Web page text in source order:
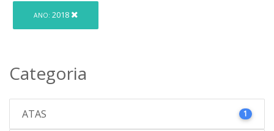
ANO: 2018
Categoria
ATAS 1